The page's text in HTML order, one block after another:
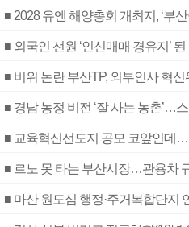
■ 2028 유엔 해양총회 개최지, ‘부
■ 외국인 선원 ‘인신매매 경유지’
■ 비위 논란 부산TP, 외부인사 혁신
■ 경남 농정 비전 ‘잘 사는 농촌’…
■ 교육혁신선도지 공모 코앞인데…
■ 르노 못 타는 부산시장…관용차
■ 마산 원도심 행정·주거복합단지